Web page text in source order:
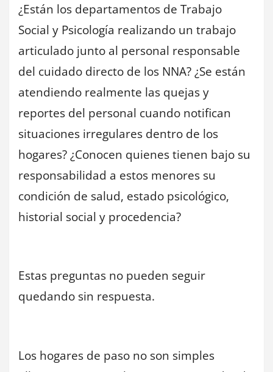
¿Están los departamentos de Trabajo
Social y Psicología realizando un trabajo
articulado junto al personal responsable
del cuidado directo de los NNA? ¿Se están
atendiendo realmente las quejas y
reportes del personal cuando notifican
situaciones irregulares dentro de los
hogares? ¿Conocen quienes tienen bajo su
responsabilidad a estos menores su
condición de salud, estado psicológico,
historial social y procedencia?
Estas preguntas no pueden seguir
quedando sin respuesta.
Los hogares de paso no son simples